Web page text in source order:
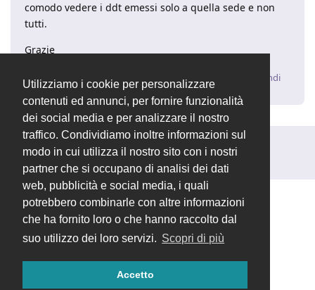
Utilizziamo i cookie per personalizzare
contenuti ed annunci, per fornire funzionalità
dei social media e per analizzare il nostro
traffico. Condividiamo inoltre informazioni sul
modo in cui utilizza il nostro sito con i nostri
partner che si occupano di analisi dei dati
web, pubblicità e social media, i quali
potrebbero combinarle con altre informazioni
che ha fornito loro o che hanno raccolto dal
suo utilizzo dei loro servizi. Scopri di più
Accetto
comodo vedere i ddt emessi solo a quella sede e non
tutti.
Grazie
Rispondi
Rispondi alla discussione...